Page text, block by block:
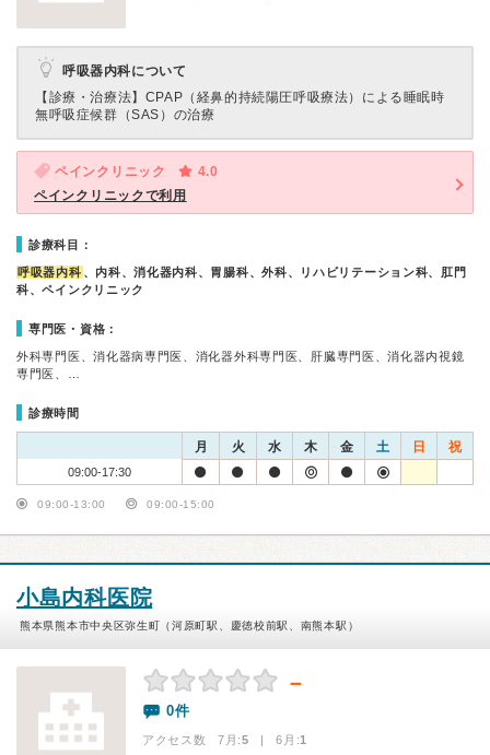
呼吸器内科について
【診療・治療法】 CPAP（経鼻的持続陽圧呼吸療法）による睡眠時
無呼吸症候群（SAS）の治療
ペインクリニック
4.0
ペインクリニックで利用
診療科目：
呼吸器内科 、内科、消化器内科、胃腸科、外科、リハビリテーション科、肛門
科、ペインクリニック
専門医・資格：
外科専門医、消化器病専門医、消化器外科専門医、肝臓専門医、消化器内視鏡
専門医、…
診療時間
月 火 水 木 金 土 日 祝
09:00-17:30
09:00-13:00 09:00-15:00
小島内科医院
熊本県熊本市中央区弥生町（河原町駅、慶徳校前駅、南熊本駅）
－
0件
アクセス数 7月:5 | 6月:1